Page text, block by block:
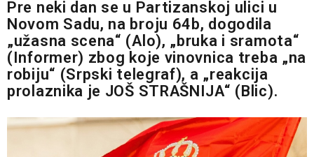
Pre neki dan se u Partizanskoj ulici u
Novom Sadu, na broju 64b, dogodila
„užasna scena“ (Alo), „bruka i sramota“
(Informer) zbog koje vinovnica treba „na
robiju“ (Srpski telegraf), a „reakcija
prolaznika je JOŠ STRAŠNIJA“ (Blic).